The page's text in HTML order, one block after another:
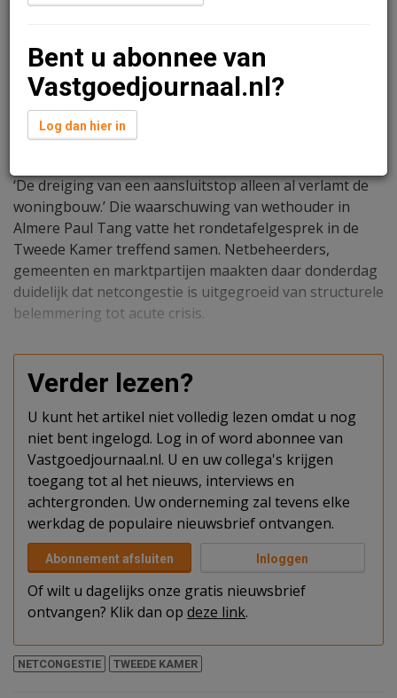
4 maanden geleden aangepast
‘De dreiging van een aansluitstop alleen al verlamt de
woningbouw.’ Die waarschuwing van wethouder in
Almere Paul Tang vatte het rondetafelgesprek in de
Tweede Kamer treffend samen. Netbeheerders,
gemeenten en marktpartijen maakten daar donderdag
duidelijk dat netcongestie is uitgegroeid van structurele
belemmering tot acute crisis.
Verder lezen?
U kunt het artikel niet volledig lezen omdat u nog
niet bent ingelogd. Log in of word abonnee van
Vastgoedjournaal.nl. U en uw collega's krijgen
toegang tot al het nieuws, interviews en
achtergronden. Uw onderneming zal tevens elke
werkdag de populaire nieuwsbrief ontvangen.
Abonnement afsluiten Inloggen
Of wilt u dagelijks onze gratis nieuwsbrief
ontvangen? Klik dan op deze link.
NETCONGESTIE TWEEDE KAMER
Bent u abonnee van
Vastgoedjournaal.nl?
Log dan hier in